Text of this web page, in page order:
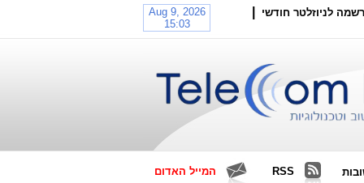
לניוזלטר חודשי
RSS המייל האדום